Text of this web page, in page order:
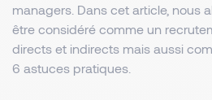
managers. Dans cet article, nous
être considéré comme un
directs et indirects mais aussi
6 astuces pratiques.